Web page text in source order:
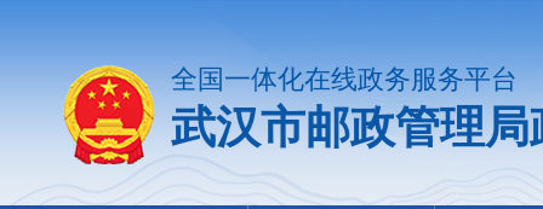
全国一体化在线政务服务平台
武汉市邮政管理